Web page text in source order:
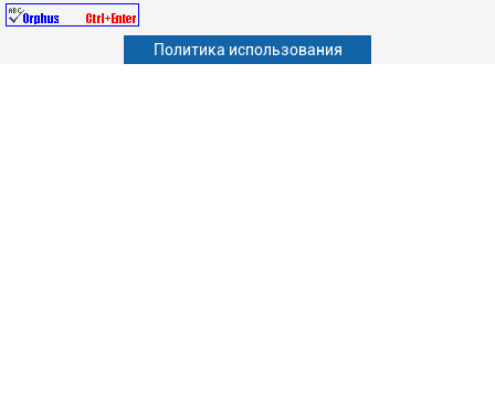
Абитуриенту
Политика использования